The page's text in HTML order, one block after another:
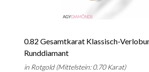
0.82 Gesamtkarat Klassisch-
Runddiamant
in Rotgold (Mittelstein: 0.70 Karat)